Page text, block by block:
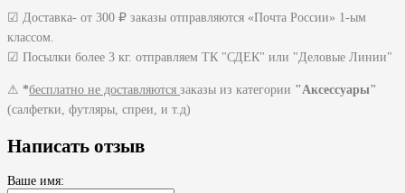
☑ Доставка- от 300 ₽ заказы отправляются «Почта России» 1-ым
классом.
☑ Посылки более 3 кг. отправляем ТК "СДЕК" или "Деловые Линии"
⚠ *бесплатно не доставляются заказы из категории "Аксессуары"
(салфетки, футляры, спреи, и т.д)
Написать отзыв
Ваше имя: